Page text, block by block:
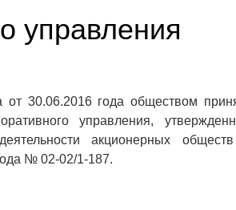
управления
от 30.06.2016 года обществом
управления,
акционерных
№ 02-02/1-187.